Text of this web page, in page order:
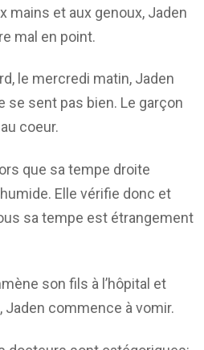
mains et aux genoux, Jaden
mal en point.
le mercredi matin, Jaden
se sent pas bien. Le garçon
coeur.
que sa tempe droite
Elle vérifie donc et
sa tempe est étrangement
son fils à l’hôpital et
Jaden commence à vomir.